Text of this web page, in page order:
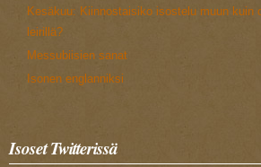
Kesäkuu: Kiinnostaisiko isostelu muun kuin
leirillä?
Messubiisien sanat
Isonen englanniksi
Isoset Twitterissä